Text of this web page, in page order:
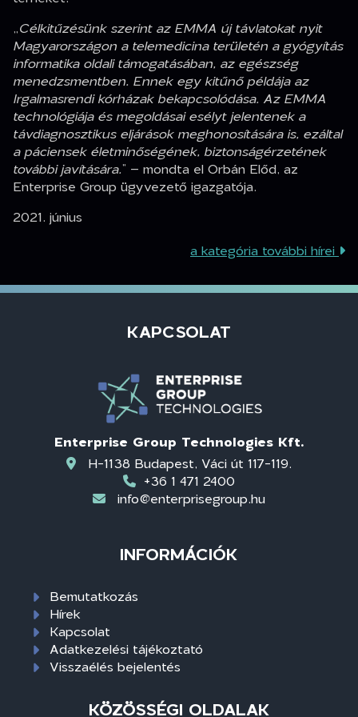
„Célkitűzésünk szerint az EMMA új távlatokat nyit
Magyarországon a telemedicina területén a gyógyítás
informatika oldali támogatásában, az egészség
menedzsmentben. Ennek egy kitűnő példája az
Irgalmasrendi kórházak bekapcsolódása. Az EMMA
technológiája és megoldásai esélyt jelentenek a
távdiagnosztikus eljárások meghonosítására is, ezáltal
a páciensek életminőségének, biztonságérzetének
további javítására.” – mondta el Orbán Előd, az
Enterprise Group ügyvezető igazgatója.
2021. június
a kategória további hírei
KAPCSOLAT
Enterprise Group Technologies Kft.
H-1138 Budapest, Váci út 117-119.
+36 1 471 2400
info@enterprisegroup.hu
INFORMÁCIÓK
Bemutatkozás
Hírek
Kapcsolat
Adatkezelési tájékoztató
Visszaélés bejelentés
KÖZÖSSÉGI OLDALAK